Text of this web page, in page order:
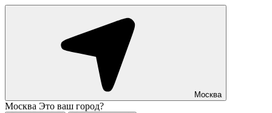
Москва
Москва Это ваш город?